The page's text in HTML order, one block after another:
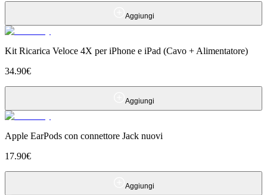
Aggiungi
Kit Ricarica Veloce 4X per iPhone e iPad (Cavo + Alimentatore)
34.90€
Aggiungi
Apple EarPods con connettore Jack nuovi
17.90€
Aggiungi